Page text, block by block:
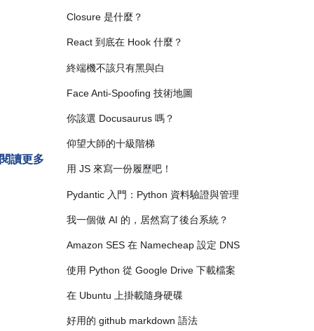
閱讀更多
Closure 是什麼？
React 到底在 Hook 什麼？
終端機不該只有黑與白
Face Anti-Spoofing 技術地圖
你該選 Docusaurus 嗎？
仰望大師的十級階梯
用 JS 來寫一份履歷吧！
Pydantic 入門：Python 資料驗證與管理
我一個做 AI 的，居然寫了後台系統？
Amazon SES 在 Namecheap 設定 DNS
使用 Python 從 Google Drive 下載檔案
在 Ubuntu 上掛載隨身硬碟
好用的 github markdown 語法